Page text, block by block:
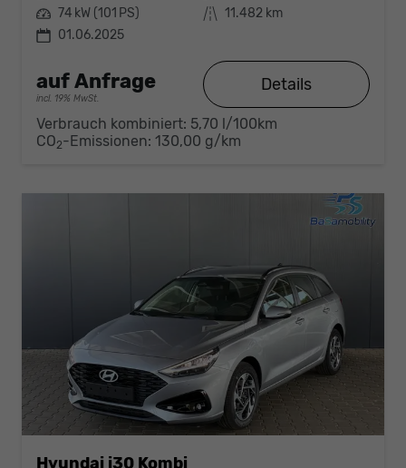
Leistung 74 kW (101 PS) Kilometerstand 11.482 km
01.06.2025
auf Anfrage
incl. 19% MwSt.
Details
Verbrauch kombiniert: 5,70 l/100km
CO2-Emissionen: 130,00 g/km
Hyundai i30 Kombi